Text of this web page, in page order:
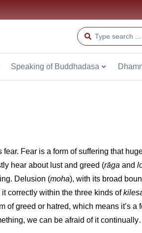
Speaking of Buddhadasa
fear. Fear is a form of suffering that
hear about lust and greed (rāga and
Delusion (moha), with its broad
correctly within the three kinds of
of greed or hatred, which means it’s a
we can be afraid of it